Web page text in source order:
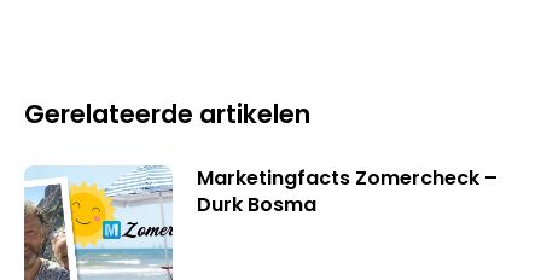
Gerelateerde artikelen
Marketingfacts Zomercheck –
Durk Bosma